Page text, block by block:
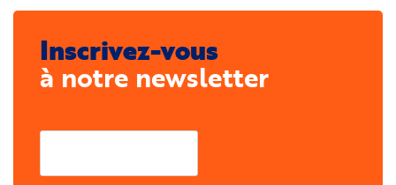
Inscrivez-vous
à notre newsletter